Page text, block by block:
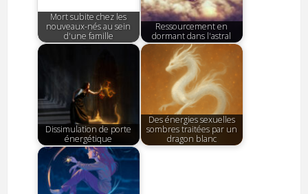
Mort subite chez les
nouveaux-nés au sein
d'une famille
Ressourcement en
dormant dans l'astral
Dissimulation de porte
énergétique
Des énergies sexuelles
sombres traitées par un
dragon blanc